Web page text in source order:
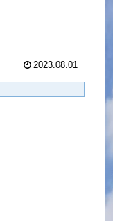
2023.08.01